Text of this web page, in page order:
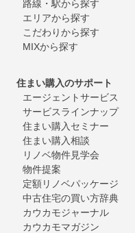
路線・駅から探す
エリアから探す
こだわりから探す
MIXから探す
住まい購入のサポート
エージェントサービス
サービスラインナップ
住まい購入セミナー
住まい購入相談
リノベ物件見学会
物件提案
定額リノベパッケージ
中古住宅の買い方辞典
カウカモジャーナル
カウカモマガジン